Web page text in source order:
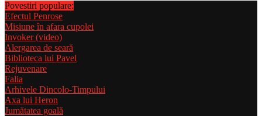
Povestiri populare:
Efectul Penrose
Misiune în afara cupolei
Invoker (video)
Alergarea de seară
Biblioteca lui Pavel
Rejuvenare
Falia
Arhivele Dincolo-Timpului
Axa lui Heron
Jumătatea goală